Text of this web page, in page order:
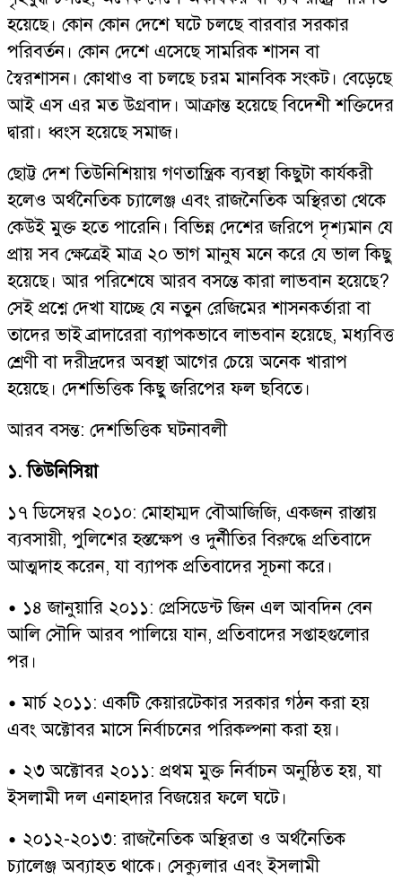
হয়েছে। কোন কোন দেশে ঘটে চলছে বারবার সরকার
পরিবর্তন। কোন দেশে এসেছে সামরিক শাসন বা
স্বৈরশাসন। কোথাও বা চলছে চরম মানবিক সংকট। বেড়েছে
আই এস এর মত উগ্রবাদ। আক্রান্ত হয়েছে বিদেশী শক্তিদের
দ্বারা। ধ্বংস হয়েছে সমাজ।
ছোট্ট দেশ তিউনিশিয়ায় গণতান্ত্রিক ব্যবস্থা কিছুটা কার্যকরী
হলেও অর্থনৈতিক চ্যালেঞ্জ এবং রাজনৈতিক অস্থিরতা থেকে
কেউই মুক্ত হতে পারেনি। বিভিন্ন দেশের জরিপে দৃশ্যমান যে
প্রায় সব ক্ষেত্রেই মাত্র ২০ ভাগ মানুষ মনে করে যে ভাল কিছু
হয়েছে। আর পরিশেষে আরব বসন্তে কারা লাভবান হয়েছে?
সেই প্রশ্নে দেখা যাচ্ছে যে নতুন রেজিমের শাসনকর্তারা বা
তাদের ভাই ব্রাদারেরা ব্যাপকভাবে লাভবান হয়েছে, মধ্যবিত্ত
শ্রেণী বা দরীদ্রদের অবস্থা আগের চেয়ে অনেক খারাপ
হয়েছে। দেশভিত্তিক কিছু জরিপের ফল ছবিতে।
আরব বসন্ত: দেশভিত্তিক ঘটনাবলী
১. তিউনিসিয়া
১৭ ডিসেম্বর ২০১০: মোহাম্মদ বৌআজিজি, একজন রাস্তায়
ব্যবসায়ী, পুলিশের হস্তক্ষেপ ও দুর্নীতির বিরুদ্ধে প্রতিবাদে
আত্মদাহ করেন, যা ব্যাপক প্রতিবাদের সূচনা করে।
• ১৪ জানুয়ারি ২০১১: প্রেসিডেন্ট জিন এল আবদিন বেন
আলি সৌদি আরব পালিয়ে যান, প্রতিবাদের সপ্তাহগুলোর
পর।
• মার্চ ২০১১: একটি কেয়ারটেকার সরকার গঠন করা হয়
এবং অক্টোবর মাসে নির্বাচনের পরিকল্পনা করা হয়।
• ২৩ অক্টোবর ২০১১: প্রথম মুক্ত নির্বাচন অনুষ্ঠিত হয়, যা
ইসলামী দল এনাহদার বিজয়ের ফলে ঘটে।
• ২০১২-২০১৩: রাজনৈতিক অস্থিরতা ও অর্থনৈতিক
চ্যালেঞ্জ অব্যাহত থাকে। সেক্যুলার এবং ইসলামী